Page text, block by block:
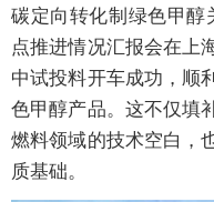
碳定向转化制绿色甲醇
点推进情况汇报会在上
中试投料开车成功，顺
色甲醇产品。这不仅填
燃料领域的技术空白，
质基础。